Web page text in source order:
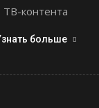
ТВ-контента
больше